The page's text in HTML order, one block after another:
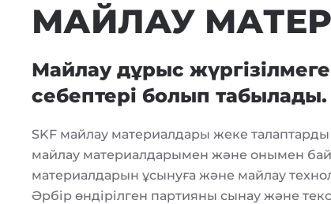
МАЙЛАУ
Майлау дұрыс
себептері болып табылады.
SKF майлау материалдары жеке
майлау материалдарымен және онымен
материалдарын ұсынуға және майлау
Әрбір өндірілген партияны сынау және